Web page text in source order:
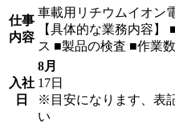
仕事
内容
車載用リチウムイオン
【具体的な業務内容
ス ■製品の検査 ■作業
入社
日
8月
17日
※目安になります、表
い